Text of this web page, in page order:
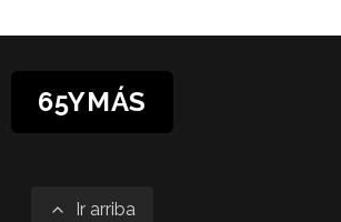
65YMÁS
Ir arriba